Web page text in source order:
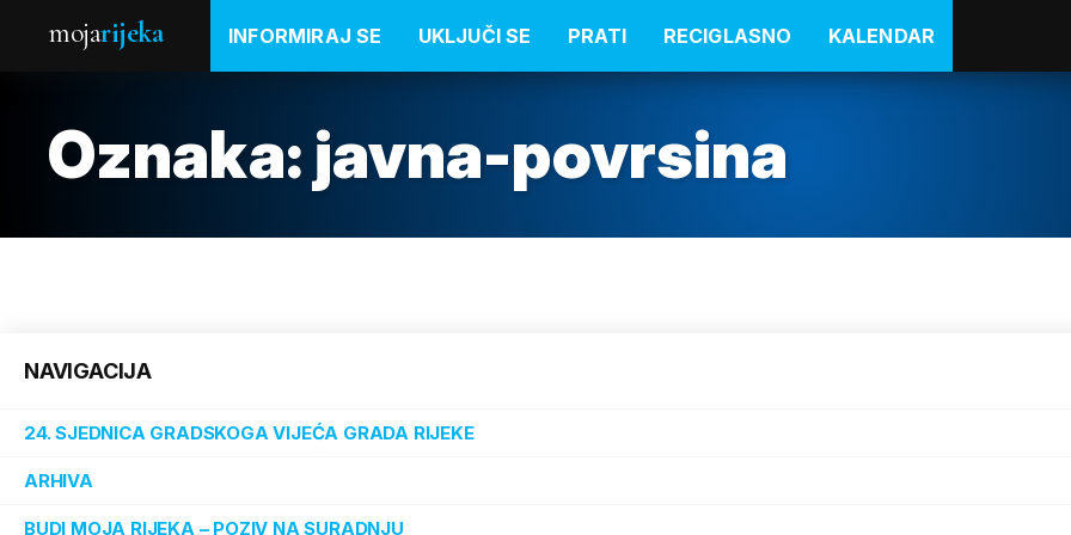
mojarijeka INFORMIRAJ SE UKLJUČI SE PRATI RECIGLASNO KALENDAR
Oznaka: javna-povrsina
NAVIGACIJA
24. SJEDNICA GRADSKOGA VIJEĆA GRADA RIJEKE
ARHIVA
BUDI MOJA RIJEKA – POZIV NA SURADNJU